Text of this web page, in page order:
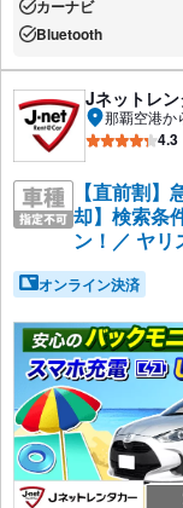
あり:カーナビ
あり:Bluetooth
Jネットレ
那覇空港か
4.3
【直前割
却】検索条
ン！／ ヤリ
オンライン決済